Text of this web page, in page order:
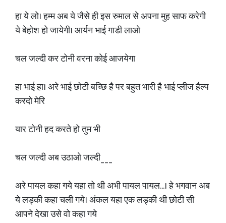
हा ये लो। हम्म अब ये जैसे ही इस रुमाल से अपना मुह साफ करेगी
ये बेहोश हो जायेगी। आर्यन भाई गाडी लाओ
चल जल्दी कर टोनी वरना कोई आजयेगा
हा भाई हा। अरे भाई छोटी बच्छि है पर बहुत भारी है भाई प्लीज हैल्प
करदो मेरि
यार टोनी हद करते हो तुम भी
चल जल्दी अब उठाओ जल्दी___
अरे पायल कहा गये यहा तो थी अभी पायल पायल...। हे भगवान अब
ये लड्की कहा चली गये। अंकल यहा एक लड्की थी छोटी सी
आपने देखा उसे वो कहा गये